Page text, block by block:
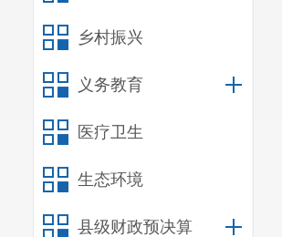
乡村振兴
义务教育
医疗卫生
生态环境
县级财政预决算